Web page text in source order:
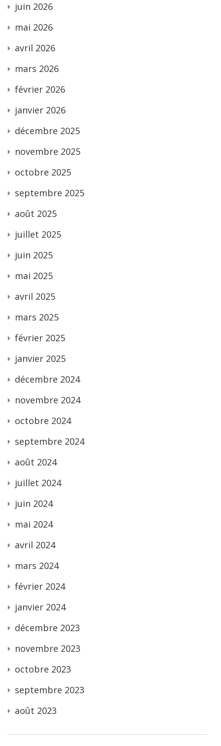
juin 2026
mai 2026
avril 2026
mars 2026
février 2026
janvier 2026
décembre 2025
novembre 2025
octobre 2025
septembre 2025
août 2025
juillet 2025
juin 2025
mai 2025
avril 2025
mars 2025
février 2025
janvier 2025
décembre 2024
novembre 2024
octobre 2024
septembre 2024
août 2024
juillet 2024
juin 2024
mai 2024
avril 2024
mars 2024
février 2024
janvier 2024
décembre 2023
novembre 2023
octobre 2023
septembre 2023
août 2023